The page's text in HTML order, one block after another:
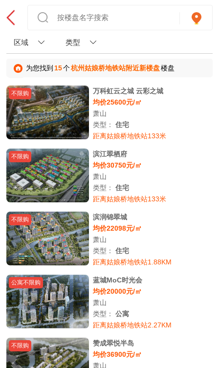
区域 类型
为您找到 15个杭州姑娘桥地铁站附近新楼盘楼盘
不限购
万科虹云之城 云彩之城
均价25600元/㎡
萧山
类型：住宅
距离姑娘桥地铁站133米
不限购
滨江翠栖府
均价30750元/㎡
萧山
类型：住宅
距离姑娘桥地铁站133米
不限购
滨润锦翠城
均价22098元/㎡
萧山
类型：住宅
距离姑娘桥地铁站1.88KM
公寓不限购
蓝城MoC时光会
均价20000元/㎡
萧山
类型：公寓
距离姑娘桥地铁站2.27KM
不限购
赞成翠悦半岛
均价36900元/㎡
萧山